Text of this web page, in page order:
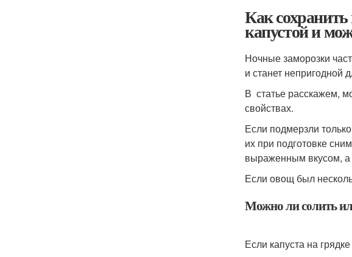
Как
капустой и
Ночные заморозки
и станет непригодной
В статье расскажем,
свойствах.
Если подмерзли
их при подготовке
выраженным вкусом, а
Если овощ был
Можно ли солить
Если капуста на